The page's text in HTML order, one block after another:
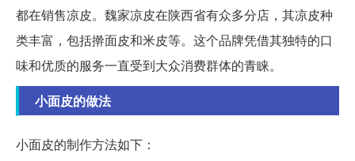
都在销售凉皮。魏家凉皮在陕西省有众多分店，其凉皮种
类丰富，包括擀面皮和米皮等。这个品牌凭借其独特的口
味和优质的服务一直受到大众消费群体的青睐。
小面皮的做法
小面皮的制作方法如下：